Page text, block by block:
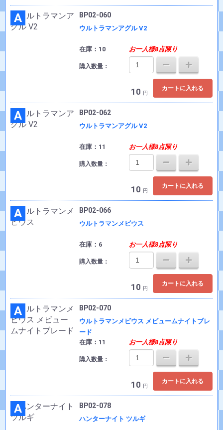
A BP02-060
ウルトラマンアグル V2
在庫：10 お一人様8点限り
購入数量：
10 円
カートに入れる
A BP02-062
ウルトラマンアグル V2
在庫：11 お一人様8点限り
購入数量：
10 円
カートに入れる
A BP02-066
ウルトラマンメビウス
在庫：6 お一人様8点限り
購入数量：
10 円
カートに入れる
A BP02-070
ウルトラマンメビウス メビュームナイトブレ
ード
在庫：11
お一人様8点限り
購入数量：
10 円
カートに入れる
A BP02-078
ハンターナイト ツルギ